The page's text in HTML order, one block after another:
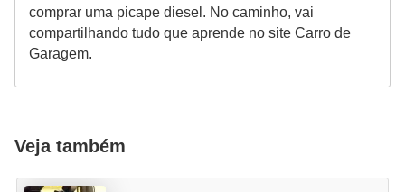
comprar uma picape diesel. No caminho, vai
compartilhando tudo que aprende no site Carro de
Garagem.
Veja também